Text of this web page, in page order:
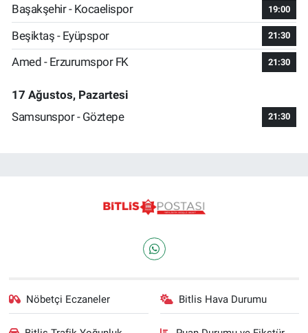
Başakşehir - Kocaelispor
19:00
Beşiktaş - Eyüpspor 21:30
Amed - Erzurumspor FK 21:30
17 Ağustos, Pazartesi
Samsunspor - Göztepe
21:30
Nöbetçi Eczaneler Bitlis Hava Durumu